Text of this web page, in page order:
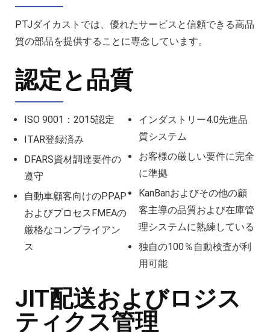
PTJダイカストでは、優れたサービスと信頼できる高品
質の部品を提供することに専念しています。
認定と品質
ISO 9001：2015認定
ITAR登録済み
DFARS資材調達要件の
遵守
自動車顧客向けのPPAP
およびプロセスFMEAの
厳格なコンプライアン
ス
インダストリー4.0先進品
質システム
お客様の厳しい要件に完全
に準拠
KanBanおよびその他の顧
客主導の品質および在庫管
理システムに熟練している
独自の100％自動検査が利
用可能
JIT配送およびロジス
ティクス管理